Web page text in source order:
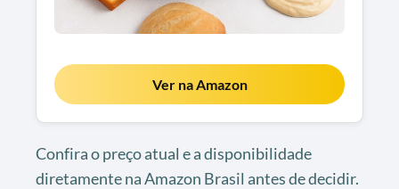
Ver na Amazon
Confira o preço atual e a disponibilidade
diretamente na Amazon Brasil antes de decidir.